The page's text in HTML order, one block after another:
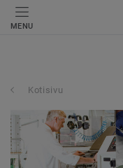
MENU
Kotisivu